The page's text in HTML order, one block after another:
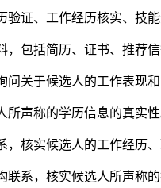
证、工作经历核实、技能
包括简历、证书、推荐信
关于候选人的工作表现和
声称的学历信息的真实性
核实候选人的工作经历、
系，核实候选人所声称